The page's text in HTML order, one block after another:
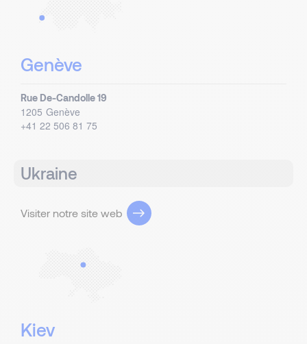
Genève
Rue De-Candolle 19
1205 Genève
+41 22 506 81 75
Ukraine
Visiter notre site web
Kiev